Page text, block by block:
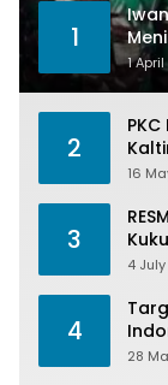
1
1
2
16
3
4
4
28